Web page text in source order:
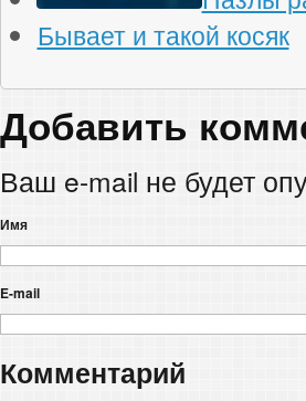
Бывает и такой косяк
Добавить
Ваш e-mail не будет
Имя
E-mail
Комментарий